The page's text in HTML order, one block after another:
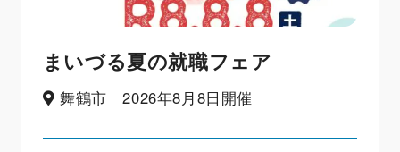
まいづる夏の就職フェア
舞鶴市 2026年8月8日開催